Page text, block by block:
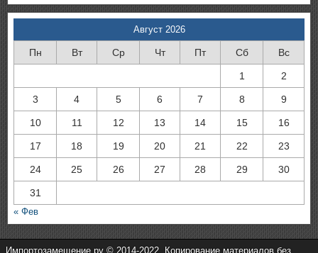
Август 2026
Пн Вт Ср Чт Пт Сб Вс
1 2
3 4 5 6 7 8 9
10 11 12 13 14 15 16
17 18 19 20 21 22 23
24 25 26 27 28 29 30
31
« Фев
Импортозамещение.ру © 2014-2022. Копирование материалов без